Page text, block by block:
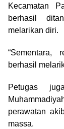
Kecamatan
berhasil
melarikan diri.
“Sementara,
berhasil
Petugas
perawatan
massa.